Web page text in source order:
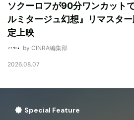
ソクーロフが90分ワンカット
ルミタージュ幻想』リマスタ
定上映
by CINRA編集部
2026.08.07
Special Feature